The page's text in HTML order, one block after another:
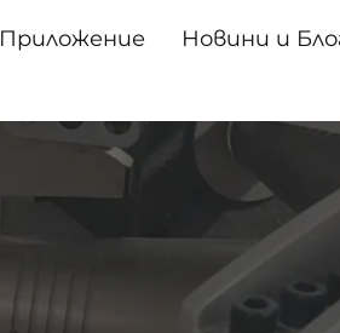
Приложение
Новини и